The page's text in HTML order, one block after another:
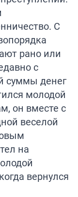
С
рано или
с
суммы денег
молодой
он вместе с
веселой
на
вернулся